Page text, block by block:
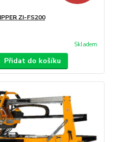
ZI-FS200
Skladem
Přidat do košíku